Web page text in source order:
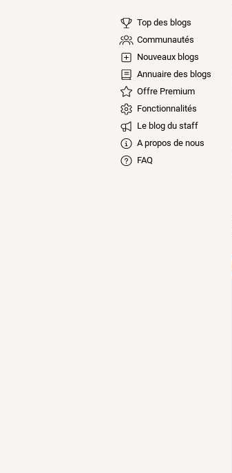
Top des blogs
Communautés
Nouveaux blogs
Annuaire des blogs
Offre Premium
Fonctionnalités
Le blog du staff
A propos de nous
FAQ